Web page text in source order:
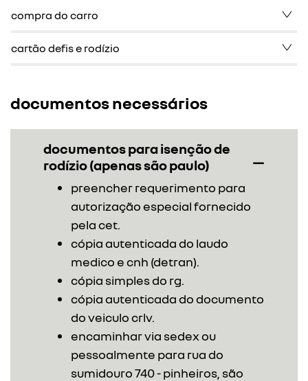
compra do carro
cartão defis e rodízio
documentos necessários
documentos para isenção de
rodízio (apenas são paulo)
preencher requerimento para
autorização especial fornecido
pela cet.
cópia autenticada do laudo
medico e cnh (detran).
cópia simples do rg.
cópia autenticada do documento
do veiculo crlv.
encaminhar via sedex ou
pessoalmente para rua do
sumidouro 740 - pinheiros, são